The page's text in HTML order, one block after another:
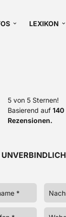
LEXIKON
5 von 5 Sternen!
Basierend auf 140
Rezensionen.